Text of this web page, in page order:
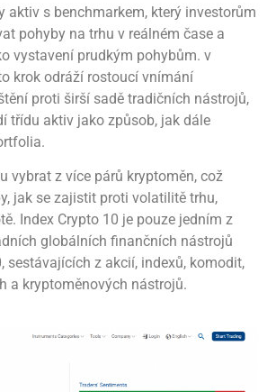
aktiv s benchmarkem, který investorům
pohyby na trhu v reálném čase a
vystavení prudkým pohybům. v
krok odráží rostoucí vnímání
proti širší sadě tradičních nástrojů,
třídu aktiv jako způsob, jak dále
vybrat z více párů kryptoměn, což
jak se zajistit proti volatilitě trhu,
Index Crypto 10 je pouze jedním z
globálních finančních nástrojů
sestávajících z akcií, indexů, komodit,
a kryptoměnových nástrojů.